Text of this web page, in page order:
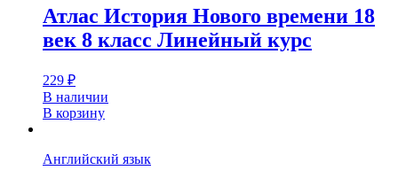
Атлас История Нового времени 18
век 8 класс Линейный курс
229 ₽
В наличии
В корзину
Английский язык